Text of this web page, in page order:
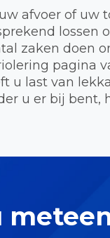
afvoer of uw
lossen
zaken doen
pagina
u last van
u er bij bent,